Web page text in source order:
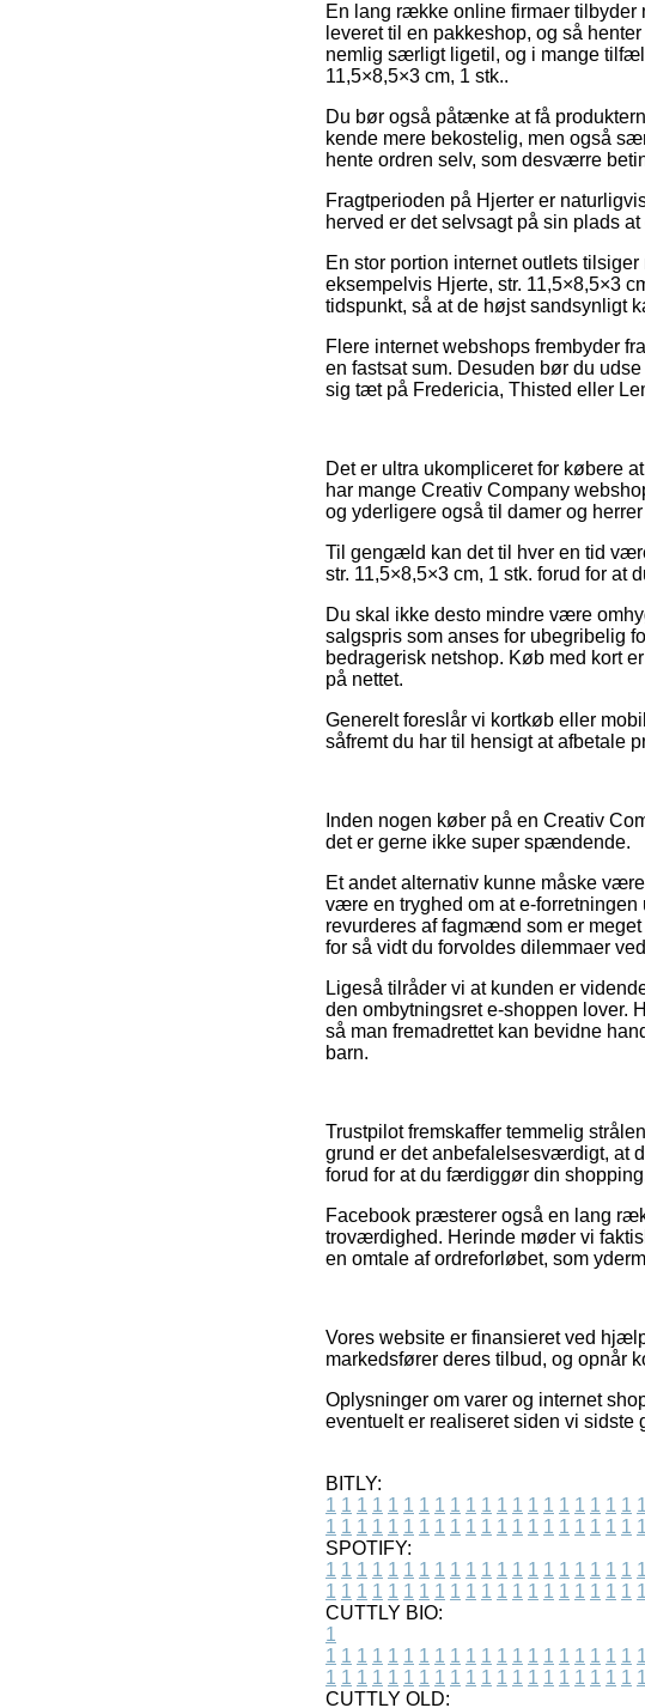
En lang række online firmaer tilbyder
leveret til en pakkeshop, og så
nemlig særligt ligetil, og i mange
11,5×8,5×3 cm, 1 stk..
Du bør også påtænke at få
kende mere bekostelig, men også
hente ordren selv, som desværre
Fragtperioden på Hjerter er
herved er det selvsagt på sin plads
En stor portion internet outlets
eksempelvis Hjerte, str. 11,5×8,5×3
tidspunkt, så at de højst sandsynligt
Flere internet webshops frembyder
en fastsat sum. Desuden bør du
sig tæt på Fredericia, Thisted eller
Det er ultra ukompliceret for købere
har mange Creativ Company
og yderligere også til damer og
Til gengæld kan det til hver en tid
str. 11,5×8,5×3 cm, 1 stk. forud for at
Du skal ikke desto mindre være
salgspris som anses for ubegribelig
bedragerisk netshop. Køb med kort
på nettet.
Generelt foreslår vi kortkøb eller
såfremt du har til hensigt at afbetale
Inden nogen køber på en Creativ
det er gerne ikke super spændende.
Et andet alternativ kunne måske
være en tryghed om at e-
revurderes af fagmænd som er
for så vidt du forvoldes dilemmaer
Ligeså tilråder vi at kunden er
den ombytningsret e-shoppen lover.
så man fremadrettet kan bevidne
barn.
Trustpilot fremskaffer temmelig
grund er det anbefalelsesværdigt, at
forud for at du færdiggør din
Facebook præsterer også en lang
troværdighed. Herinde møder vi
en omtale af ordreforløbet, som
Vores website er finansieret ved
markedsfører deres tilbud, og opnår
Oplysninger om varer og internet
eventuelt er realiseret siden vi sidste
BITLY:
1 1 1 1 1 1 1 1 1 1 1 1 1 1 1 1 1 1 1 1 1
1 1 1 1 1 1 1 1 1 1 1 1 1 1 1 1 1 1 1 1 1
SPOTIFY:
1 1 1 1 1 1 1 1 1 1 1 1 1 1 1 1 1 1 1 1 1
1 1 1 1 1 1 1 1 1 1 1 1 1 1 1 1 1 1 1 1 1
CUTTLY BIO:
1
1 1 1 1 1 1 1 1 1 1 1 1 1 1 1 1 1 1 1 1 1
1 1 1 1 1 1 1 1 1 1 1 1 1 1 1 1 1 1 1 1 1
CUTTLY OLD: